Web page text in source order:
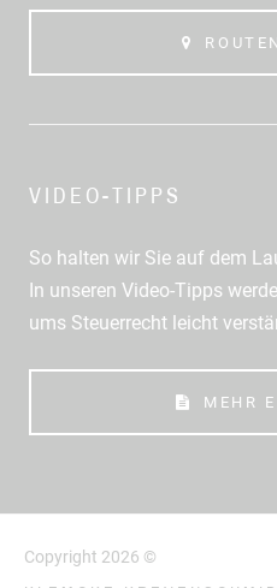
VIDEO-TIPPS
So halten wir Sie auf dem
In unseren Video-Tipps
ums Steuerrecht leicht
MEHR
Copyright 2026 ©